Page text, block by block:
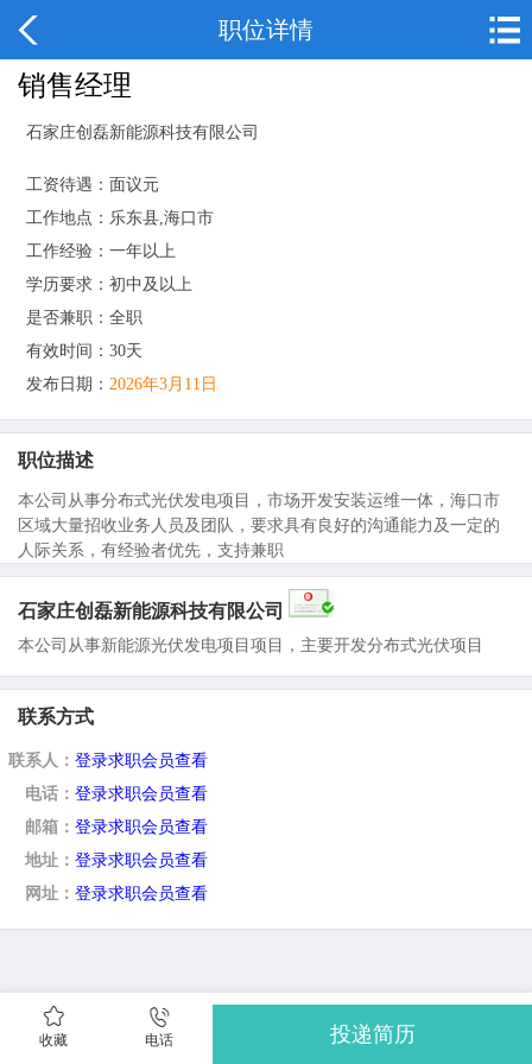
职位详情
销售经理
石家庄创磊新能源科技有限公司
工资待遇：面议元
工作地点：乐东县,海口市
工作经验：一年以上
学历要求：初中及以上
是否兼职：全职
有效时间：30天
发布日期： 2026年3月11日
职位描述
本公司从事分布式光伏发电项目，市场开发安装运维一体，海口市
区域大量招收业务人员及团队，要求具有良好的沟通能力及一定的
人际关系，有经验者优先，支持兼职
石家庄创磊新能源科技有限公司
本公司从事新能源光伏发电项目项目，主要开发分布式光伏项目
联系方式
联系人： 登录求职会员查看
电话： 登录求职会员查看
邮箱： 登录求职会员查看
地址： 登录求职会员查看
网址： 登录求职会员查看
收藏 电话 投递简历